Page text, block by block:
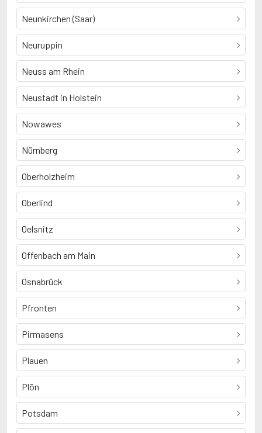
Neunkirchen (Saar)
Neuruppin
Neuss am Rhein
Neustadt in Holstein
Nowawes
Nürnberg
Oberholzheim
Oberlind
Oelsnitz
Offenbach am Main
Osnabrück
Pfronten
Pirmasens
Plauen
Plön
Potsdam